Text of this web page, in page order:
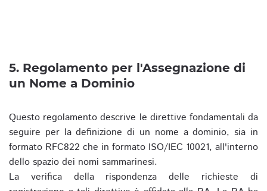
5. Regolamento per l'Assegnazione di
un Nome a Dominio
Questo regolamento descrive le direttive fondamentali da
seguire per la definizione di un nome a dominio, sia in
formato RFC822 che in formato ISO/IEC 10021, all'interno
dello spazio dei nomi sammarinesi.
La verifica della rispondenza delle richieste di